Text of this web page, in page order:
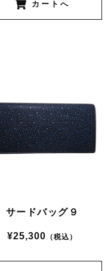
カートへ
サードバッグ９
¥25,300 （税込）